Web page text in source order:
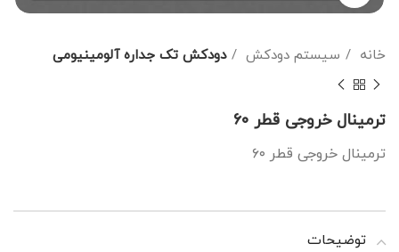
خانه سیستم دودکش دودکش تک جداره آلومینیومی
ترمینال خروجی قطر ۶۰
ترمینال خروجی قطر ۶۰
توضیحات